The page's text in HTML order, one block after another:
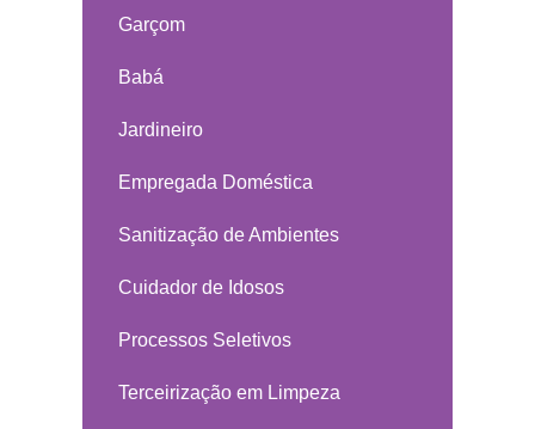
Garçom
Babá
Jardineiro
Empregada Doméstica
Sanitização de Ambientes
Cuidador de Idosos
Processos Seletivos
Terceirização em Limpeza